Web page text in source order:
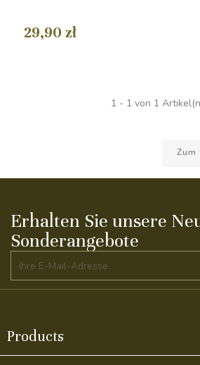
29,90 zł
1 - 1 von 1
Zum
Erhalten Sie unsere
Sonderangebote
Products